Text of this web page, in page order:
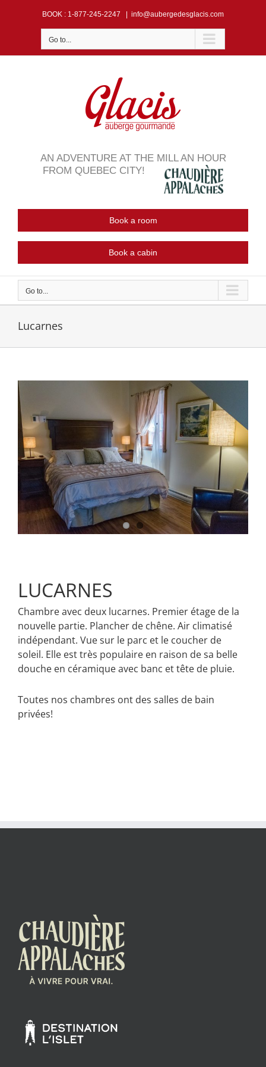
BOOK : 1-877-245-2247 info@aubergedesglacis.com
Go to...
AN ADVENTURE AT THE MILL AN HOUR
FROM QUEBEC CITY!
Book a room
Book a cabin
Go to...
Lucarnes
LUCARNES
Chambre avec deux lucarnes. Premier étage de la
nouvelle partie. Plancher de chêne. Air climatisé
indépendant. Vue sur le parc et le coucher de
soleil. Elle est très populaire en raison de sa belle
douche en céramique avec banc et tête de pluie.
Toutes nos chambres ont des salles de bain
privées!